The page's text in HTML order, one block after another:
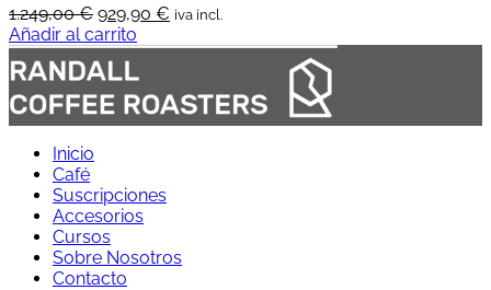
1.249,00€ El
precio
original
era:
1.249,00 €.
929,90 € El
actual
929,90 €.
iva incl.
Añadir al carrito
Inicio
Café
Suscripciones
Accesorios
Cursos
Sobre Nosotros
Contacto